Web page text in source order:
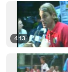
4:13